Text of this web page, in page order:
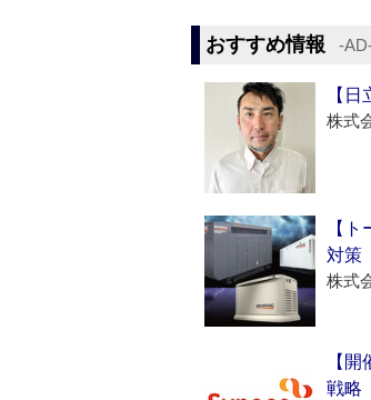
おすすめ情報
【
株式
【
対策
株式
【
戦略